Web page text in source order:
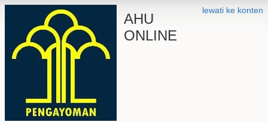
lewati ke konten
AHU
ONLINE